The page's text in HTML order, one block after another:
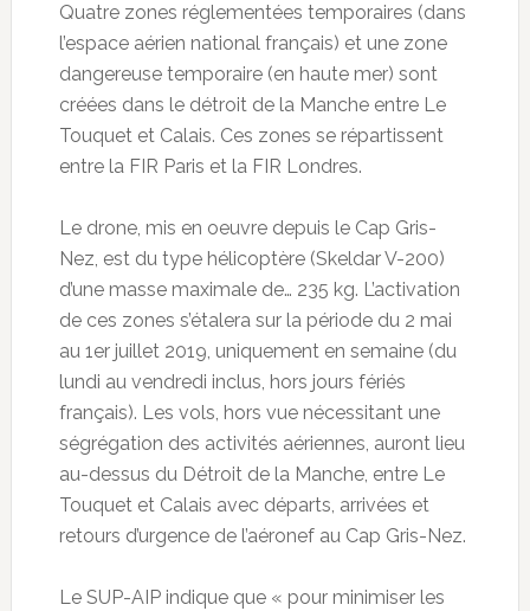
Quatre zones réglementées temporaires (dans
l’espace aérien national français) et une zone
dangereuse temporaire (en haute mer) sont
créées dans le détroit de la Manche entre Le
Touquet et Calais. Ces zones se répartissent
entre la FIR Paris et la FIR Londres.
Le drone, mis en oeuvre depuis le Cap Gris-
Nez, est du type hélicoptère (Skeldar V-200)
d’une masse maximale de… 235 kg. L’activation
de ces zones s’étalera sur la période du 2 mai
au 1er juillet 2019, uniquement en semaine (du
lundi au vendredi inclus, hors jours fériés
français). Les vols, hors vue nécessitant une
ségrégation des activités aériennes, auront lieu
au-dessus du Détroit de la Manche, entre Le
Touquet et Calais avec départs, arrivées et
retours d’urgence de l’aéronef au Cap Gris-Nez.
Le SUP-AIP indique que « pour minimiser les